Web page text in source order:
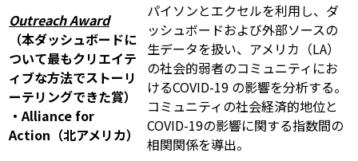
Outreach Award
（本ダッシュボードに
ついて最もクリエイテ
ィブな方法でストーリ
ーテリングできた賞）
・Alliance for
Action（北アメリカ）
パイソンとエクセルを利用し、ダ
ッシュボードおよび外部ソースの
生データを扱い、アメリカ（LA）
の社会的弱者のコミュニティにお
けるCOVID-19 の影響を分析する。
コミュニティの社会経済的地位と
COVID-19の影響に関する指数間の
相関関係を導出。